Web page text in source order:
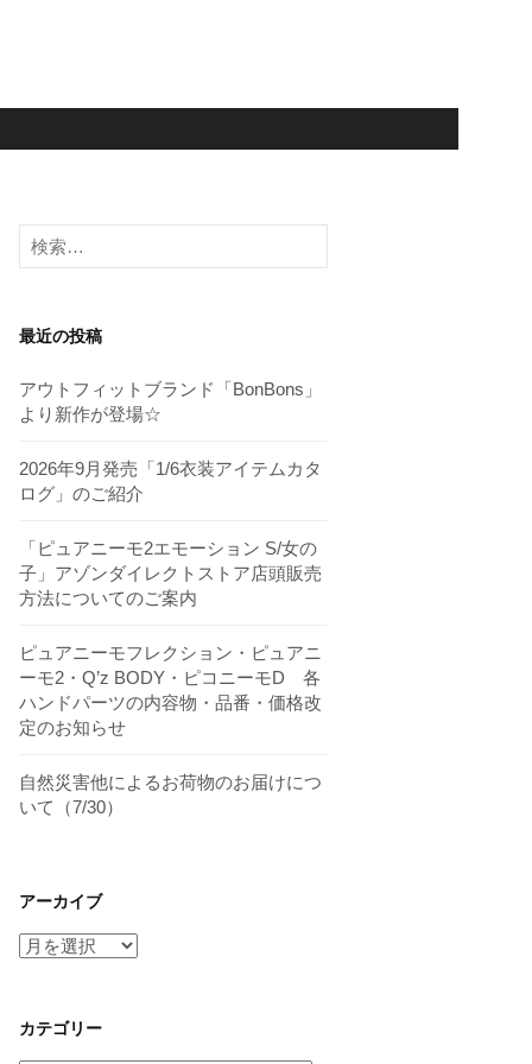
検
索:
最近の投稿
アウトフィットブランド「BonBons」
より新作が登場☆
2026年9月発売「1/6衣装アイテムカタ
ログ」のご紹介
「ピュアニーモ2エモーション S/女の
子」アゾンダイレクトストア店頭販売
方法についてのご案内
ピュアニーモフレクション・ピュアニ
ーモ2・Q’z BODY・ピコニーモD 各
ハンドパーツの内容物・品番・価格改
定のお知らせ
自然災害他によるお荷物のお届けにつ
いて（7/30）
アーカイブ
ア
イ
ブ
カテゴリー